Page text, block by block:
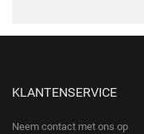
KLANTENSERVICE
Neem contact met ons op